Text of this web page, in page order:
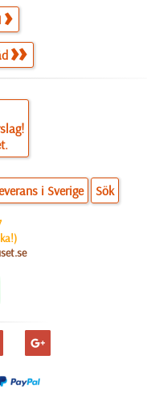
i Sverige Sök